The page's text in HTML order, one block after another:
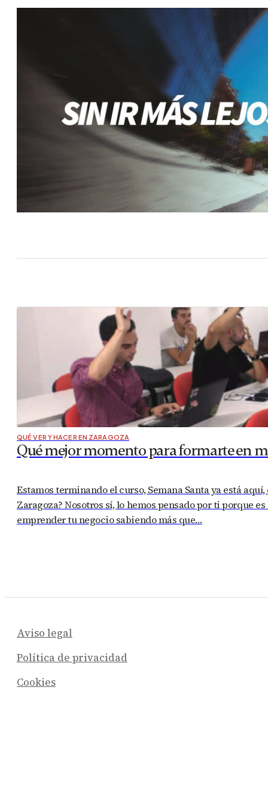
QUÉ VER Y HACER EN ZARAGOZA
Qué mejor momento para formarte en
Estamos terminando el curso, Semana Santa ya está
Zaragoza? Nosotros sí, lo hemos pensado por ti porque
emprender tu negocio sabiendo más que…
Aviso legal
Política de privacidad
Cookies